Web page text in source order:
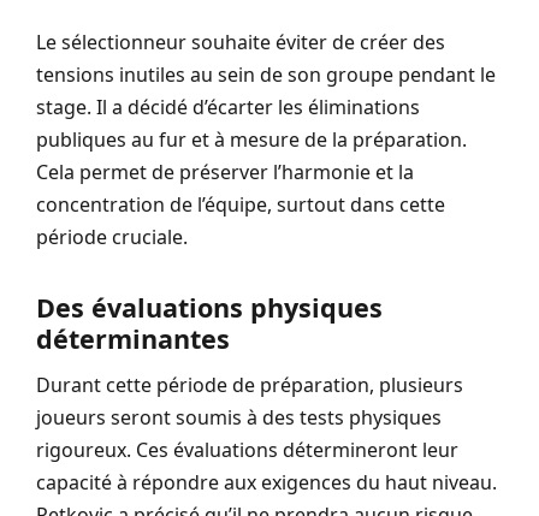
Le sélectionneur souhaite éviter de créer des
tensions inutiles au sein de son groupe pendant le
stage. Il a décidé d’écarter les éliminations
publiques au fur et à mesure de la préparation.
Cela permet de préserver l’harmonie et la
concentration de l’équipe, surtout dans cette
période cruciale.
Des évaluations physiques
déterminantes
Durant cette période de préparation, plusieurs
joueurs seront soumis à des tests physiques
rigoureux. Ces évaluations détermineront leur
capacité à répondre aux exigences du haut niveau.